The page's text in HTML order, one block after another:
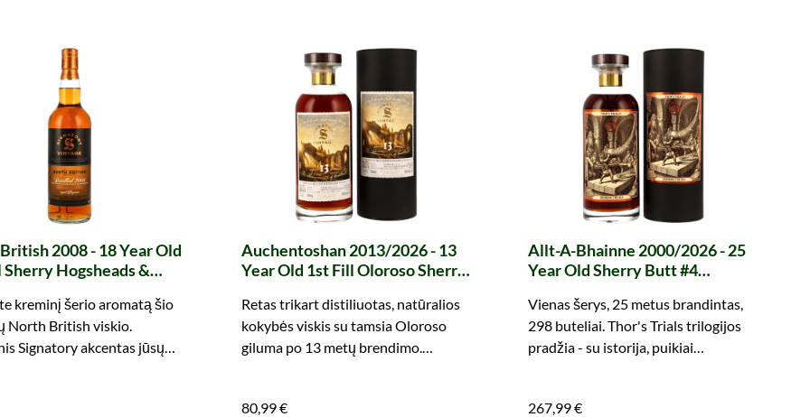
2008 - 18 Year Old
Sherry Hogsheads &
Collection
kreminį šerio aromatą šio
North British viskio.
Signatory akcentas jūsų
Auchentoshan 2013/2026 - 13
Year Old 1st Fill Oloroso Sherry
Scotland (Signatory)
Retas trikart distiliuotas, natūralios
kokybės viskis su tamsia Oloroso
giluma po 13 metų brendimo.
80,99 €
Allt-A-Bhainne 2000/2026 - 25
Year Old Sherry Butt #4
(whic)
Vienas šerys, 25 metus brandintas,
298 buteliai. Thor's Trials trilogijos
pradžia - su istorija, puikiai
267,99 €